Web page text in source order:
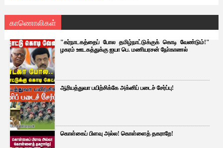
காணொலிகள்
"கர்நாடகத்தைப் போல தமிழ்நாட்டுக்குக் கொடி வேண்டும்!"
ழகரம் ஊடகத்துக்கு ஐயா பெ. மணியரசன் நோ்காணல்
ஆரியத்துவா பயிற்சிக்கே அக்னிப் படைச் சேர்ப்பு!
கொள்கைப் பிளவு அல்ல! கொள்ளைத் தகராறே!